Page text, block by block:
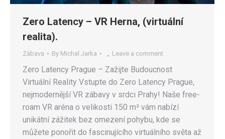
Zero Latency – VR Herna, (virtuální
realita).
Zábava By Michal Jarka Leave a comment
Zero Latency Prague – Zažijte Budoucnost
Virtuální Reality Vstupte do Zero Latency Prague,
nejmodernější VR zábavy v srdci Prahy! Naše free-
roam VR aréna o velikosti 150 m² vám nabízí
unikátní zážitek bez omezení pohybu, kde se
můžete ponořit do fascinujícího virtuálního světa až